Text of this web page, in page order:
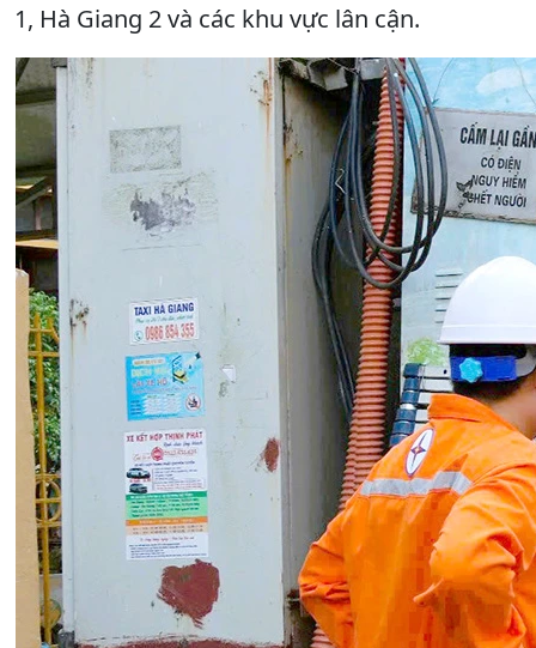
1, Hà Giang 2 và các khu vực lân cận.